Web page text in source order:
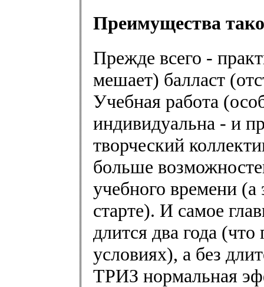
Преимущества
Прежде всего -
мешает) балласт
Учебная работа
индивидуальна - и
творческий
больше
учебного времени
старте). И самое
длится два года
условиях), а без
ТРИЗ нормальная